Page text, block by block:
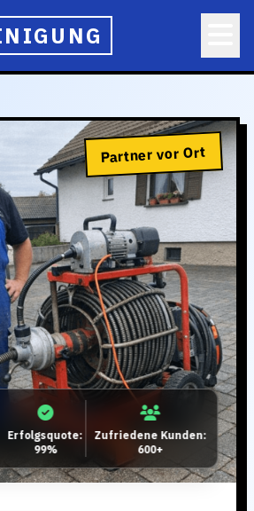
Partner vor Ort
Erfolgsquote:
99%
Zufriedene Kunden:
600+